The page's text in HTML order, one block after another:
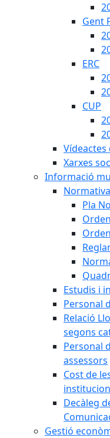
Gent
ERC
CUP
Vídeactes
Xarxes
Informació
Pla
Estudis i
Personal
Relació
segons
Personal
assessors
Cost de
Decàleg
Gestió